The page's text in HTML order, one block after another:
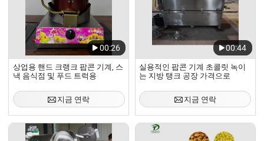
00:26
상업용 핸드 크랭크 팝콘 기계, 스
낵 음식점 및 푸드 트럭용
지금 연락
00:44
실용적인 팝콘 기계 초콜릿 녹이
는 지방 탱크 공장 가격으로
지금 연락